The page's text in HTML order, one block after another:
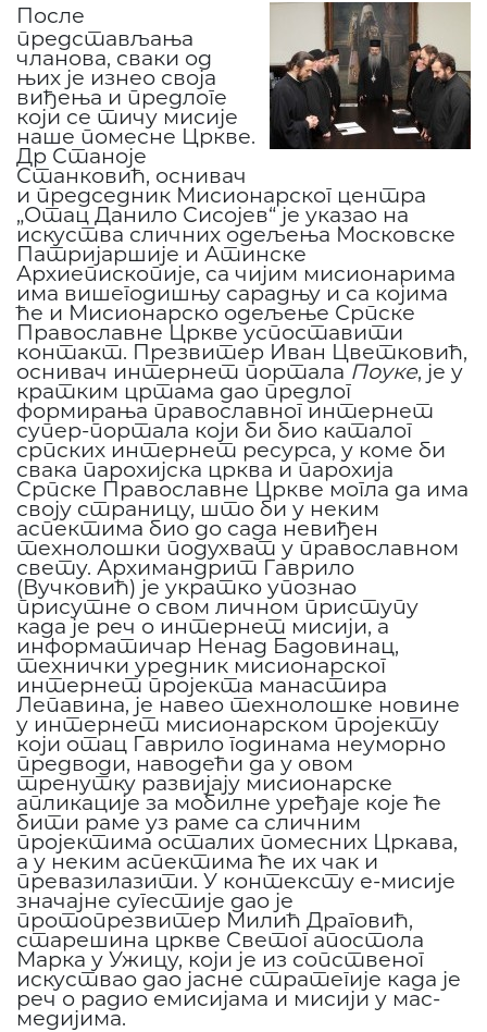
После
представљања
чланова, сваки од
њих је изнео своја
виђења и предлоге
који се тичу мисије
наше помесне Цркве.
Др Станоје
Станковић, оснивач
и председник Мисионарског центра
„Отац Данило Сисојев“ је указао на
искуства сличних одељења Московске
Патријаршије и Атинске
Архиепископије, са чијим мисионарима
има вишегодишњу сарадњу и са којима
ће и Мисионарско одељење Српске
Православне Цркве успоставити
контакт. Презвитер Иван Цветковић,
оснивач интернет портала Поуке, је у
кратким цртама дао предлог
формирања православног интернет
супер-портала који би био каталог
српских интернет ресурса, у коме би
свака парохијска црква и парохија
Српске Православне Цркве могла да има
своју страницу, што би у неким
аспектима био до сада невиђен
технолошки подухват у православном
свету. Архимандрит Гаврило
(Вучковић) је укратко упознао
присутне о свом личном приступу
када је реч о интернет мисији, а
информатичар Ненад Бадовинац,
технички уредник мисионарског
интернет пројекта манастира
Лепавина, је навео технолошке новине
у интернет мисионарском пројекту
који отац Гаврило годинама неуморно
предводи, наводећи да у овом
тренутку развијају мисионарске
апликације за мобилне уређаје које ће
бити раме уз раме са сличним
пројектима осталих помесних Цркава,
а у неким аспектима ће их чак и
превазилазити. У контексту е-мисије
значајне сугестије дао је
протопрезвитер Милић Драговић,
старешина цркве Светог апостола
Марка у Ужицу, који је из сопственог
искуствао дао јасне стратегије када је
реч о радио емисијама и мисији у мас-
медијима.